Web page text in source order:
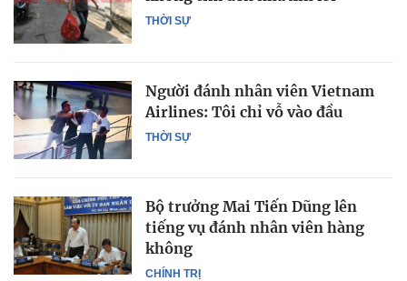
THỜI SỰ
THỜI SỰ
Người đánh nhân viên Vietnam
Airlines: Tôi chỉ vỗ vào đầu
CHÍNH TRỊ
Bộ trưởng Mai Tiến Dũng lên
tiếng vụ đánh nhân viên hàng
không